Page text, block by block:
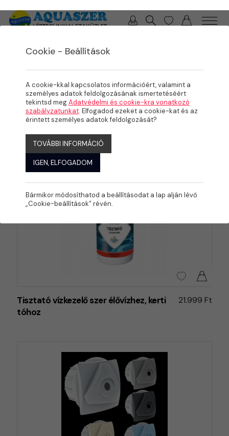
Termékek
KATEGÓRIÁK
Tisztató vízkezelő szer élővízhez, kerti
tóhoz
21.999 Ft
Cookie - Beállítások
A cookie-kkal kapcsolatos információért, valamint a
személyes adatok feldolgozásának ismertetéséért
tekintsd megAdatvédelmi és cookie-kra vonatkozó
szabályzatunkat. Elfogadod ezeket a cookie-kat és az
érintett személyes adatok feldolgozását?
TOVÁBBI INFORMÁCIÓ
IGEN, ELFOGADOM
Bármikor módosíthatod a beállításodat a lap alján lévő
„Cookie-beállítások” révén.